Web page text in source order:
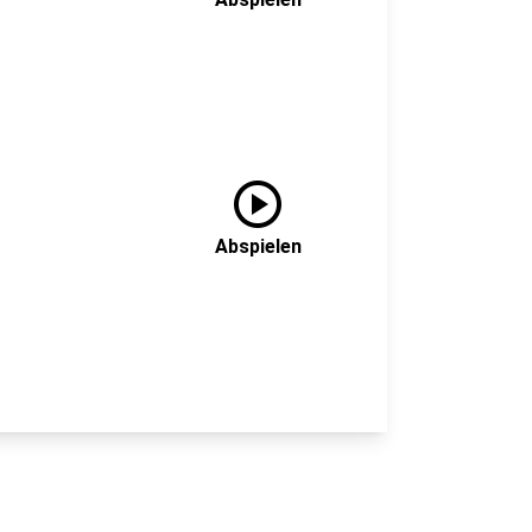
play_circle
Abspielen